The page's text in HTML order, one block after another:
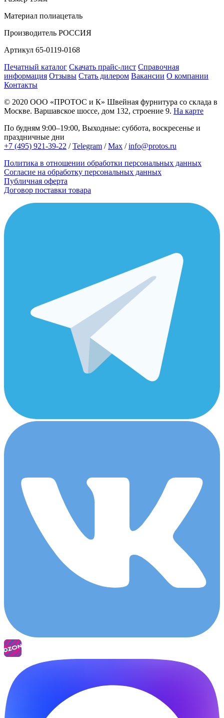
Материал полиацеталь
Производитель РОССИЯ
Артикул 65-0119-0168
Печатный каталог Скачать прайс-лист Справочная
информация Отзывы Стать дилером Вакансии О компании
Контакты
© 2020 ООО «ПРОТОС и К» Швейная фурнитура со склада в
Москве. Варшавское шоссе, дом 132, строение 9. На карте
По будням 9:00–19:00, Выходные: суббота, воскресенье и
праздничные дни
+7 (495) 921-39-22 /Telegram /Max /info@protos.ru
Политика в отношении обработки персональных данных
Согласие на обработку персональных данных
Публичная оферта
Договор поставки товара